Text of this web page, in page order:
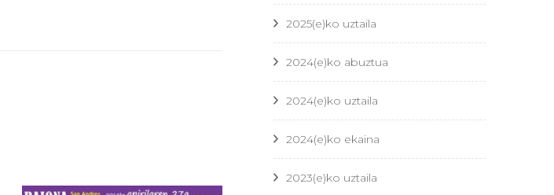
2025(e)ko uztaila
2024(e)ko abuztua
2024(e)ko uztaila
2024(e)ko ekaina
2023(e)ko uztaila